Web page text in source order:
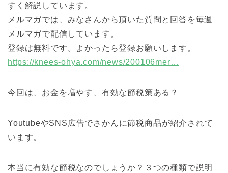
すく解説しています。
メルマガでは、みなさんから頂いた質問と回答を毎週
メルマガで配信しています。
登録は無料です。よかったら登録お願いします。
https://knees-ohya.com/news/200106mer…
今回は、お金を増やす、有効な節税策ある？
YoutubeやSNS広告でさかんに節税商品が紹介されて
います。
本当に有効な節税なのでしょうか？３つの種類で説明